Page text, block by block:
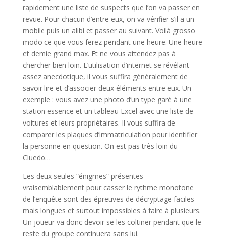
rapidement une liste de suspects que l’on va passer en
revue. Pour chacun d’entre eux, on va vérifier s’il a un
mobile puis un alibi et passer au suivant. Voilà grosso
modo ce que vous ferez pendant une heure. Une heure
et demie grand max. Et ne vous attendez pas à
chercher bien loin. L’utilisation d’internet se révélant
assez anecdotique, il vous suffira généralement de
savoir lire et d’associer deux éléments entre eux. Un
exemple : vous avez une photo d’un type garé à une
station essence et un tableau Excel avec une liste de
voitures et leurs propriétaires. Il vous suffira de
comparer les plaques d’immatriculation pour identifier
la personne en question. On est pas très loin du
Cluedo…
Les deux seules “énigmes” présentes
vraisemblablement pour casser le rythme monotone
de l’enquête sont des épreuves de décryptage faciles
mais longues et surtout impossibles à faire à plusieurs.
Un joueur va donc devoir se les coltiner pendant que le
reste du groupe continuera sans lui.